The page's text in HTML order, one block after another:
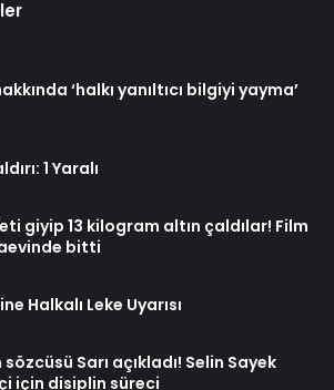
‘halkı yanıltıcı bilgiyi yayma’
1 Yaralı
giyip 13 kilogram altın çaldılar! Film
bitti
Halkalı Leke Uyarısı
sözcüsü Sarı açıkladı! Selin Sayek
için disiplin süreci